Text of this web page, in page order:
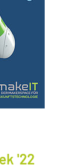
'22